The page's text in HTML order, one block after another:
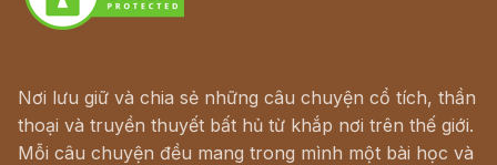
Nơi lưu giữ và chia sẻ những câu chuyện cổ tích, thần
thoại và truyền thuyết bất hủ từ khắp nơi trên thế giới.
Mỗi câu chuyện đều mang trong mình một bài học và